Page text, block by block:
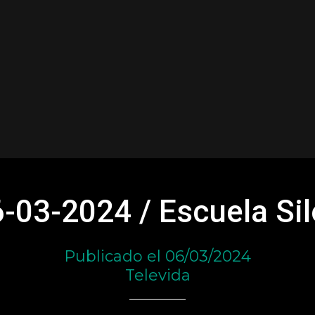
03-2024 / Escuela
Publicado el 06/03/2024
Televida